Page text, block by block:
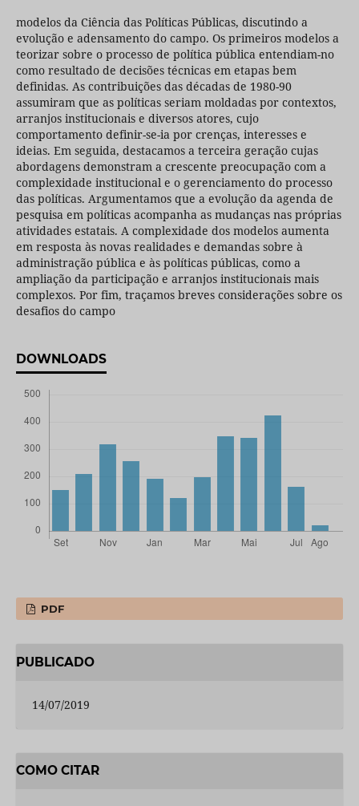
modelos da Ciência das Políticas Públicas, discutindo a
evolução e adensamento do campo. Os primeiros modelos a
teorizar sobre o processo de política pública entendiam-no
como resultado de decisões técnicas em etapas bem
definidas. As contribuições das décadas de 1980-90
assumiram que as políticas seriam moldadas por contextos,
arranjos institucionais e diversos atores, cujo
comportamento definir-se-ia por crenças, interesses e
ideias. Em seguida, destacamos a terceira geração cujas
abordagens demonstram a crescente preocupação com a
complexidade institucional e o gerenciamento do processo
das políticas. Argumentamos que a evolução da agenda de
pesquisa em políticas acompanha as mudanças nas próprias
atividades estatais. A complexidade dos modelos aumenta
em resposta às novas realidades e demandas sobre à
administração pública e às políticas públicas, como a
ampliação da participação e arranjos institucionais mais
complexos. Por fim, traçamos breves considerações sobre os
desafios do campo
DOWNLOADS
PDF
PUBLICADO
14/07/2019
COMO CITAR